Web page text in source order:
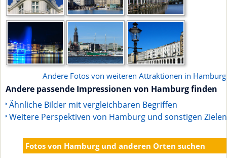
Andere Fotos von weiteren Attraktionen in Hamburg
Andere passende Impressionen von Hamburg finden
Ähnliche Bilder mit vergleichbaren Begriffen
Weitere Perspektiven von Hamburg und sonstigen Zielen
Fotos von Hamburg und anderen Orten suchen